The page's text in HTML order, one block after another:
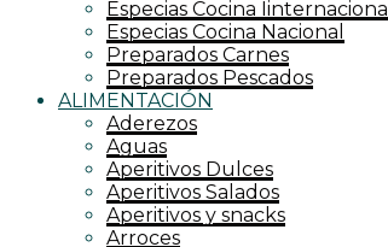
Especias Cocina Iinternacional
Especias Cocina Nacional
Preparados Carnes
Preparados Pescados
ALIMENTACIÓN
Aderezos
Aguas
Aperitivos Dulces
Aperitivos Salados
Aperitivos y snacks
Arroces